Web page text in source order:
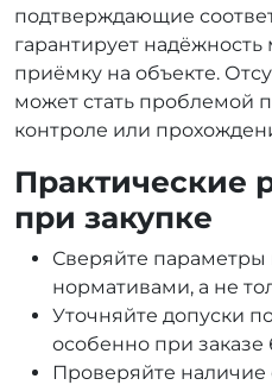
подтверждающие
гарантирует надёжность
приёмку на объекте.
может стать проблемой
контроле или
Практические
при закупке
Сверяйте параметры
нормативами, а не
Уточняйте допуски
особенно при
Проверяйте наличие